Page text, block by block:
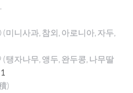
(미니사과, 참외, 아로니아, 자두,
(탱자나무, 앵두, 완두콩, 나무딸
1
)